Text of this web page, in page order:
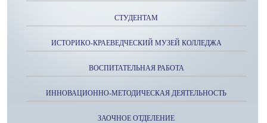
СТУДЕНТАМ
ИСТОРИКО-КРАЕВЕДЧЕСКИЙ МУЗЕЙ КОЛЛЕДЖА
ВОСПИТАТЕЛЬНАЯ РАБОТА
ИННОВАЦИОННО-МЕТОДИЧЕСКАЯ ДЕЯТЕЛЬНОСТЬ
ЗАОЧНОЕ ОТДЕЛЕНИЕ